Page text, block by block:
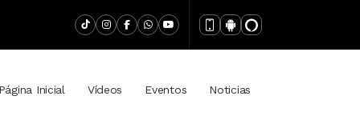
Página Inicial Vídeos Eventos Noticias